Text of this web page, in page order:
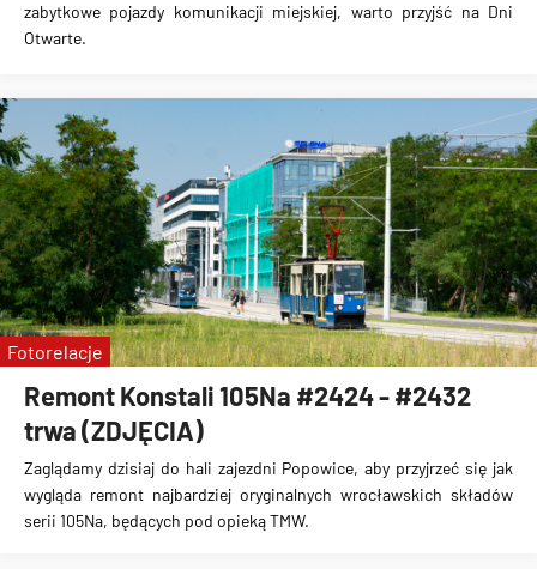
zabytkowe pojazdy komunikacji miejskiej, warto przyjść na Dni
Otwarte.
Remont Konstali 105Na #2424 - #2432
trwa (ZDJĘCIA)
Zaglądamy dzisiaj do hali zajezdni Popowice, aby przyjrzeć się jak
wygląda remont najbardziej oryginalnych wrocławskich składów
serii 105Na, będących pod opieką TMW.
Fotorelacje